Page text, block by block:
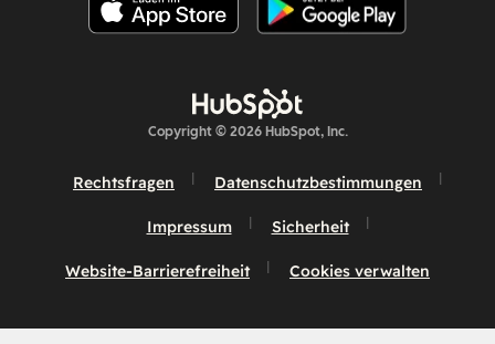
Copyright © 2026 HubSpot, Inc.
Rechtsfragen Datenschutzbestimmungen
Impressum Sicherheit
Website-Barrierefreiheit Cookies verwalten